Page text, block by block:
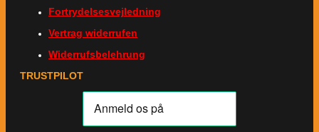
Fortrydelsesvejledning
Vertrag widerrufen
Widerrufsbelehrung
TRUSTPILOT